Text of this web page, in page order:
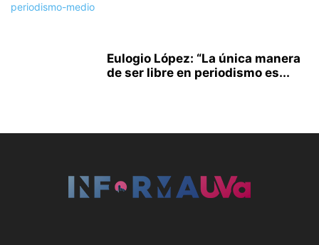
Eulogio López: “La única manera
de ser libre en periodismo es...